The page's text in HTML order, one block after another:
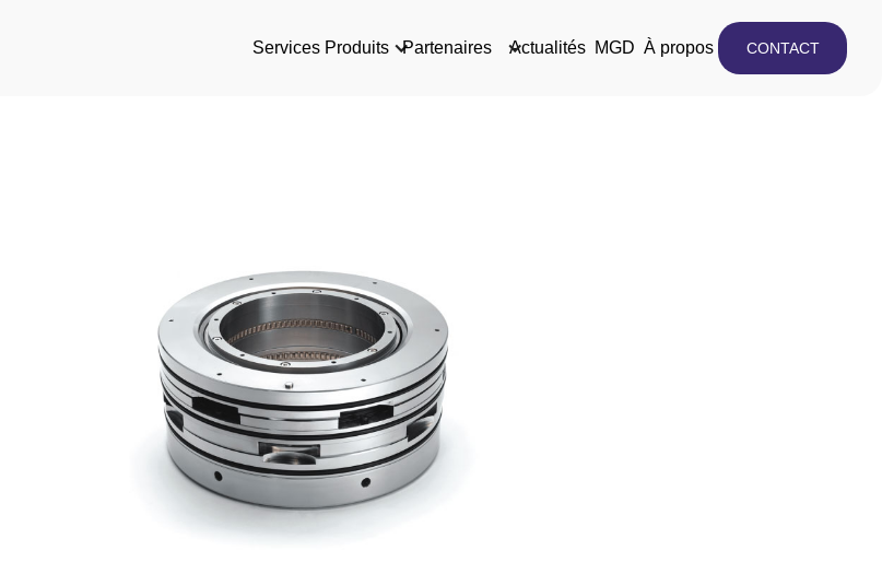
Services Produits Partenaires Actualités MGD À propos CONTACT